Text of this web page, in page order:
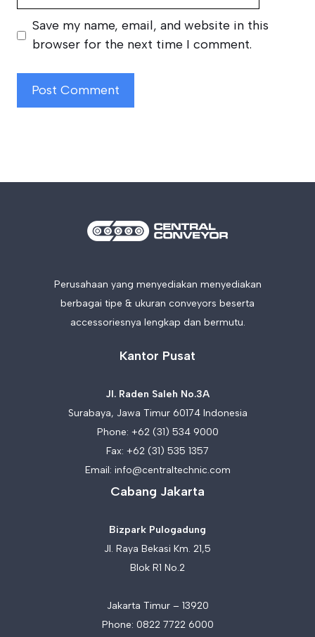
Save my name, email, and website in this
browser for the next time I comment.
Perusahaan yang menyediakan menyediakan
berbagai tipe & ukuran conveyors beserta
accessoriesnya lengkap dan bermutu.
Kantor Pusat
Jl. Raden Saleh No.3A
Surabaya, Jawa Timur 60174 Indonesia
Phone: +62 (31) 534 9000
Fax: +62 (31) 535 1357
Email: info@centraltechnic.com
Cabang Jakarta
Bizpark Pulogadung
Jl. Raya Bekasi Km. 21,5
Blok R1 No.2
Jakarta Timur – 13920
Phone: 0822 7722 6000